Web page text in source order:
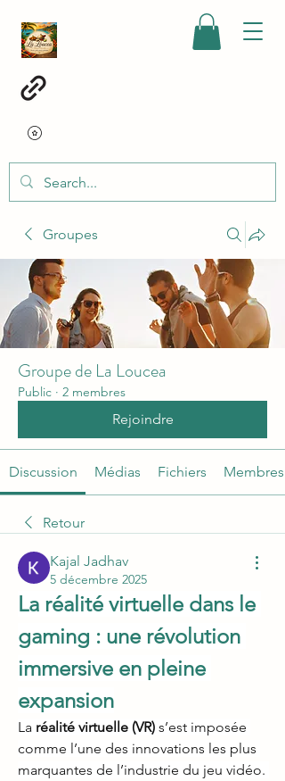
Groupes
Groupe de La Loucea
Public · 2 membres
Rejoindre
Discussion Médias Fichiers Membres
Retour
Kajal Jadhav
5 décembre 2025
La réalité virtuelle dans le
gaming : une révolution
immersive en pleine
expansion
La réalité virtuelle (VR) s’est imposée
comme l’une des innovations les plus
marquantes de l’industrie du jeu vidéo.